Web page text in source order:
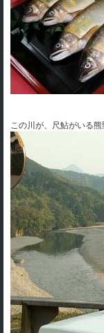
この川が、尺鮎がいる